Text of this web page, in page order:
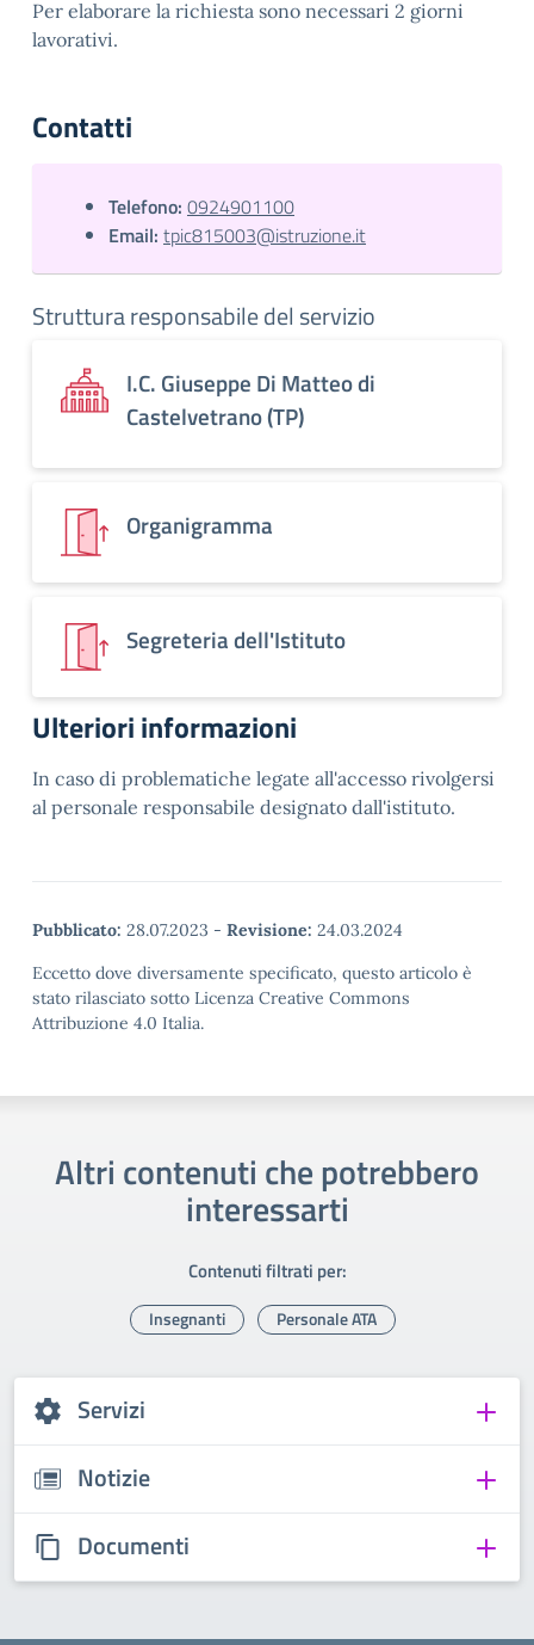
Per elaborare la richiesta sono necessari 2 giorni
lavorativi.
Contatti
Telefono: 0924901100
Email: tpic815003@istruzione.it
Struttura responsabile del servizio
I.C. Giuseppe Di Matteo di
Castelvetrano (TP)
Organigramma
Segreteria dell'Istituto
Ulteriori informazioni
In caso di problematiche legate all'accesso rivolgersi
al personale responsabile designato dall'istituto.
Pubblicato: 28.07.2023 - Revisione: 24.03.2024
Eccetto dove diversamente specificato, questo articolo è
stato rilasciato sotto Licenza Creative Commons
Attribuzione 4.0 Italia.
Altri contenuti che potrebbero
interessarti
Contenuti filtrati per:
Insegnanti Personale ATA
Servizi
Notizie
Documenti